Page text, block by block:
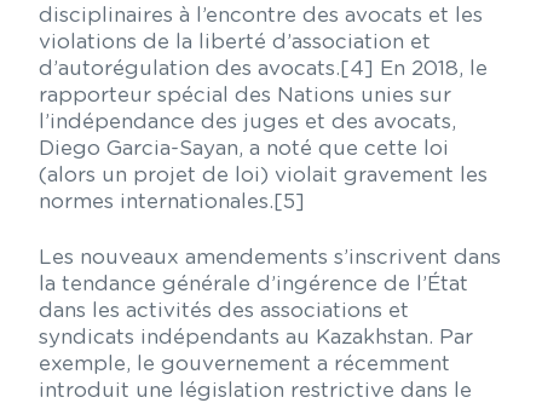
disciplinaires à l’encontre des avocats et les
violations de la liberté d’association et
d’autorégulation des avocats.[4] En 2018, le
rapporteur spécial des Nations unies sur
l’indépendance des juges et des avocats,
Diego Garcia-Sayan, a noté que cette loi
(alors un projet de loi) violait gravement les
normes internationales.[5]
Les nouveaux amendements s’inscrivent dans
la tendance générale d’ingérence de l’État
dans les activités des associations et
syndicats indépendants au Kazakhstan. Par
exemple, le gouvernement a récemment
introduit une législation restrictive dans le